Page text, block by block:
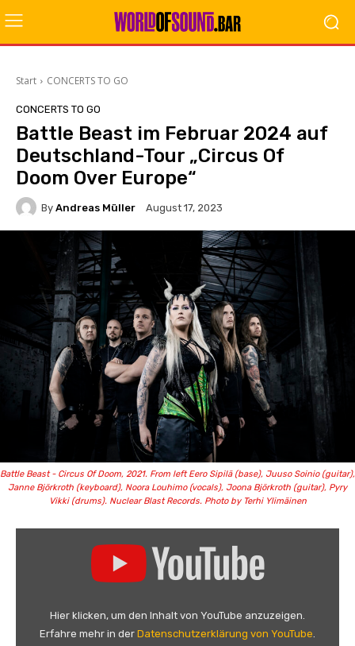
Start CONCERTS TO GO
CONCERTS TO GO
Battle Beast im Februar 2024 auf
Deutschland-Tour „Circus Of
Doom Over Europe“
By Andreas Müller August 17, 2023
Battle Beast - Circus Of Doom, 2021. From left Eero Sipilä (base), Juuso Soinio (guitar),
Janne Björkroth (keyboard), Noora Louhimo (vocals), Joona Björkroth (guitar), Pyry
Vikki (drums). Nuclear Blast Records. Photo by Terhi Ylimäinen
Hier klicken, um den Inhalt von YouTube anzuzeigen.
Erfahre mehr in der Datenschutzerklärung von YouTube.